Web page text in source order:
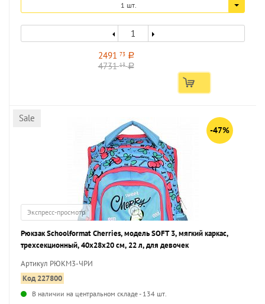
1 шт.
2491 73 a
473113 a
Sale
-47%
Экспресс-просмотр
Рюкзак Schoolformat Cherries, модель SOFT 3, мягкий каркас,
трехсекционный, 40х28х20 см, 22 л, для девочек
Артикул РЮКМ3-ЧРИ
Код 227800
В наличии на центральном складе - 134 шт.